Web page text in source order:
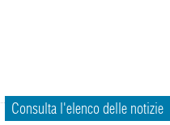
Consulta l'elenco delle notizie